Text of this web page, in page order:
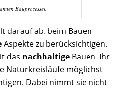
Bauprozesses.
darauf ab, beim Bauen
Aspekte zu berücksichtigen.
das nachhaltigeBauen. Ihr
Naturkreisläufe möglichst
Dabei nimmt sie nicht